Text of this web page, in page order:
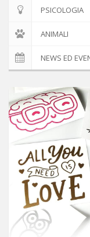
PSICOLOGIA
ANIMALI
NEWS ED